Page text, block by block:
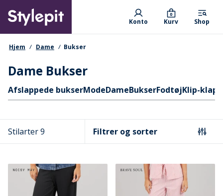
main
content
Primary departments
Konto Kurv
0
Shop
navigationssti
Hjem Dame Bukser
Dame Bukser
Hurtige links
Afslappede bukserModeDameBukserFodtøjKlip-
Stilarter 9 Filtrer og sorter